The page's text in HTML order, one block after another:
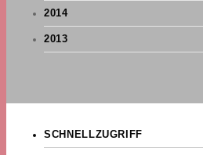
2014
2013
SCHNELLZUGRIFF